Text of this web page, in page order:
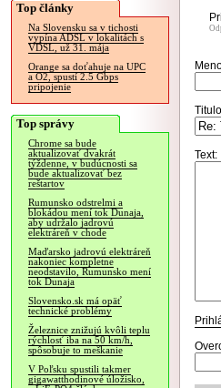
Top články
Na Slovensku sa v tichosti
vypína ADSL v lokalitách s
VDSL, už 31. mája
Orange sa doťahuje na UPC
a O2, spustí 2.5 Gbps
pripojenie
Top správy
Chrome sa bude
aktualizovať dvakrát
týždenne, v budúcnosti sa
bude aktualizovať bez
reštartov
Rumunsko odstrelmi a
blokádou mení tok Dunaja,
aby udržalo jadrovú
elektráreň v chode
Maďarsko jadrovú elektráreň
nakoniec kompletne
neodstavilo, Rumunsko mení
tok Dunaja
Slovensko.sk má opäť
technické problémy
Železnice znižujú kvôli teplu
rýchlosť iba na 50 km/h,
spôsobuje to meškanie
V Poľsku spustili takmer
gigawatthodinové úložisko,
Text: